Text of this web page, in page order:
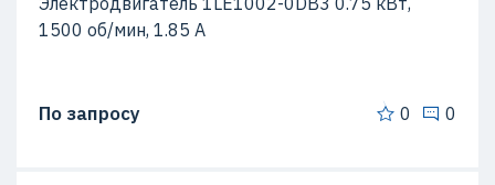
1500 об/мин, 1.85 A
По запросу 0 0